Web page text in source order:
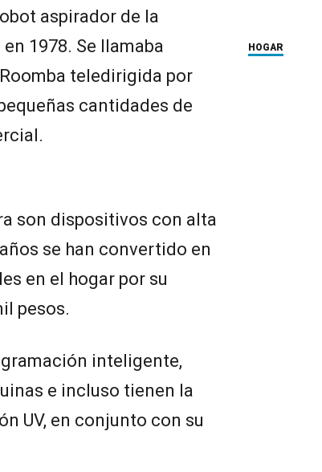
aspirador de la
1978. Se llamaba
teledirigida por
cantidades de
son dispositivos con alta
se han convertido en
en el hogar por su
pesos.
inteligente,
e incluso tienen la
UV, en conjunto con su
HOGAR